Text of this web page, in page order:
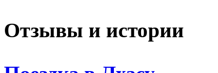
Отзывы и истории